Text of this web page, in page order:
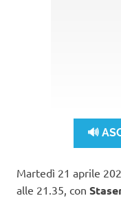
🔊
Martedì 21 aprile
alle 21.35, con